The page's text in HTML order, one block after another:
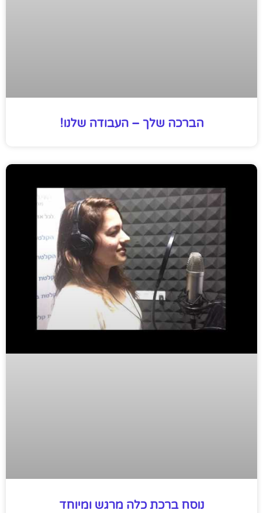
הברכה שלך – העבודה שלנו!
נוסח ברכת כלה מרגש ומיוחד